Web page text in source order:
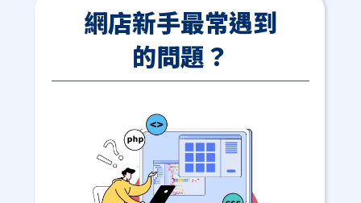
網店新手最常遇到
的問題？